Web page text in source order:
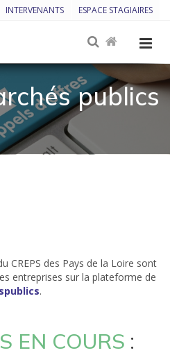
INTERVENANTS ESPACE STAGIAIRES
publics
CREPS des Pays de la Loire sont
entreprises sur la plateforme de
.
EN COURS :